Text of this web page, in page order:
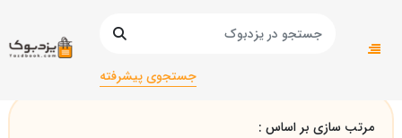
جستجوی پیشرفته
صفحه اصلی
مرتب سازی بر اساس :